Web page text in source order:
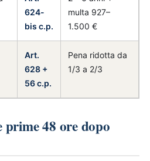
624-
bis c.p.
multa 927–
1.500 €
Art.
628 +
56 c.p.
Pena ridotta da
1/3 a 2/3
prime 48 ore dopo